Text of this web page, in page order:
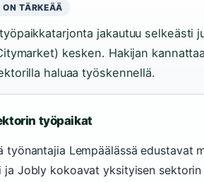
TÄRKEÄÄ
jakautuu selkeästi
kesken. Hakijan
haluaa työskennellä.
työpaikat
työnantajia Lempäälässä edustavat
ja Jobly kokoavat yksityisen